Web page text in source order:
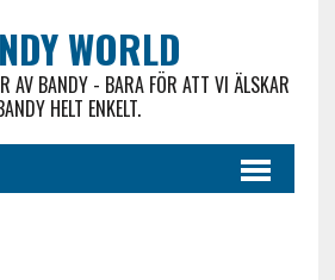
WORLD
AV BANDY - BARA FÖR ATT VI ÄLSKAR
HELT ENKELT.